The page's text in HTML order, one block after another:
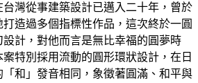
灣從事建築設計已邁入二十年，曾於
造過多個指標性作品，這次終於一圓
計，對他而言是無比幸福的圓夢時
特別採用流動的圓形環狀設計，在日
和」發音相同，象徵著圓滿、和平與